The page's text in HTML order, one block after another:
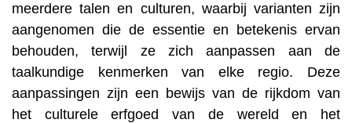
meerdere talen en culturen, waarbij varianten zijn
aangenomen die de essentie en betekenis ervan
behouden, terwijl ze zich aanpassen aan de
taalkundige kenmerken van elke regio. Deze
aanpassingen zijn een bewijs van de rijkdom van
het culturele erfgoed van de wereld en het